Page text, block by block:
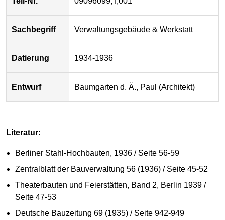
Sachbegriff Verwaltungsgebäude & Werkstatt
Datierung 1934-1936
Entwurf Baumgarten d. Ä., Paul (Architekt)
Literatur:
Berliner Stahl-Hochbauten, 1936 / Seite 56-59
Zentralblatt der Bauverwaltung 56 (1936) / Seite 45-52
Theaterbauten und Feierstätten, Band 2, Berlin 1939 /
Seite 47-53
Deutsche Bauzeitung 69 (1935) / Seite 942-949